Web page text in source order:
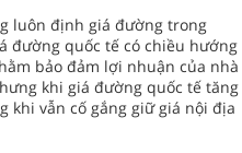
luôn định giá đường trong
đường quốc tế có chiều hướng
bảo đảm lợi nhuận của nhà
khi giá đường quốc tế tăng
khi vẫn cố gắng giữ giá nội địa